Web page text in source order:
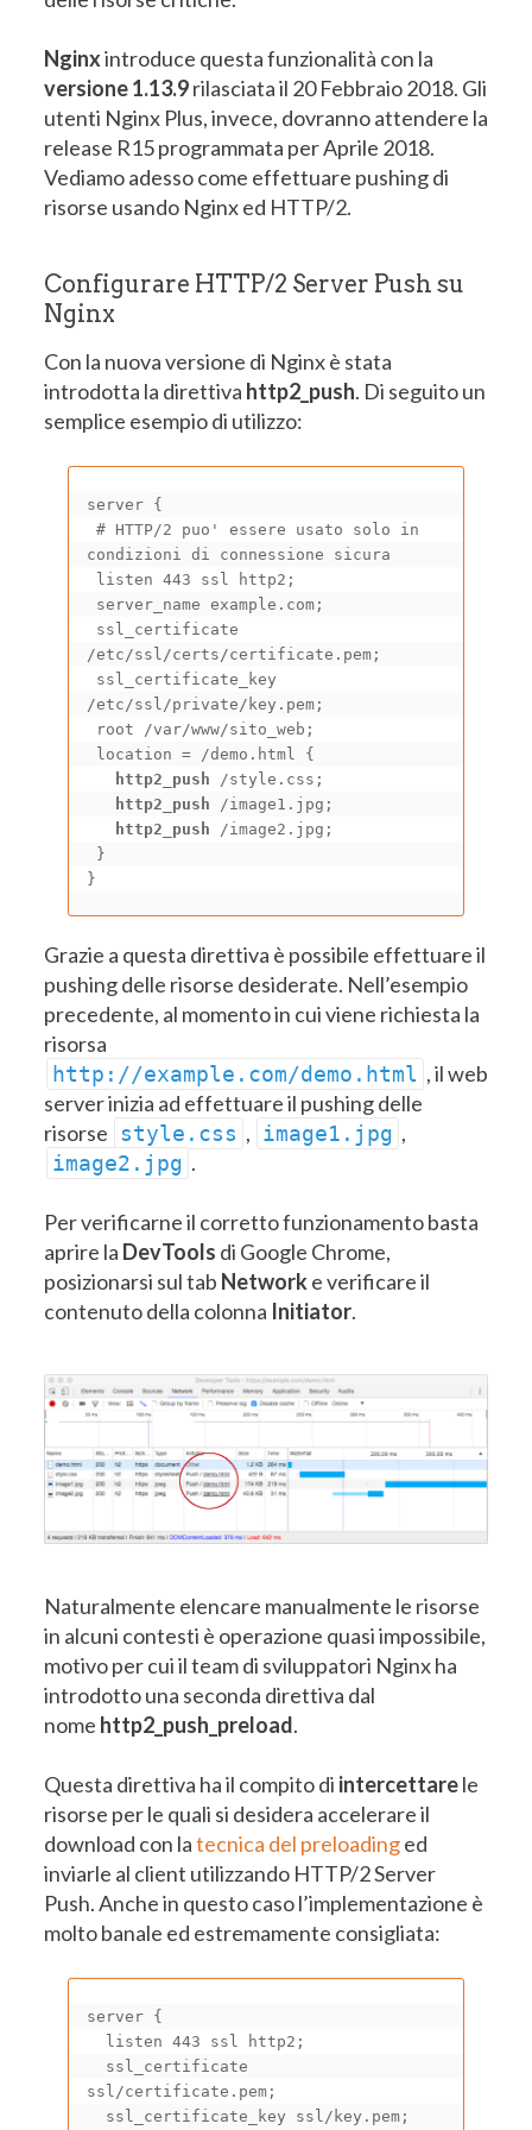
Nginxintroduce questa funzionalità con la
versione 1.13.9rilasciata il 20 Febbraio 2018. Gli
utenti Nginx Plus, invece, dovranno attendere la
release R15 programmata per Aprile 2018.
Vediamo adesso come effettuare pushing di
risorse usando Nginx ed HTTP/2.
Configurare HTTP/2 Server Push su
Nginx
Con la nuova versione di Nginx è stata
introdotta la direttiva http2_push. Di seguito un
semplice esempio di utilizzo:
server {
condizioni di connessione sicura
/etc/ssl/certs/certificate.pem;
/etc/ssl/private/key.pem;
http2_push /style.css;
http2_push /image1.jpg;
http2_push /image2.jpg;
}
Grazie a questa direttiva è possibile effettuare il
pushing delle risorse desiderate. Nell’esempio
precedente, al momento in cui viene richiesta la
risorsa
http://example.com/demo.html , il web
server inizia ad effettuare il pushing delle
risorse style.css , image1.jpg ,
image2.jpg .
Per verificarne il corretto funzionamento basta
aprire la DevTools di Google Chrome,
posizionarsi sul tab Networke verificare il
contenuto della colonna Initiator.
Naturalmente elencare manualmente le risorse
in alcuni contesti è operazione quasi impossibile,
motivo per cui il team di sviluppatori Nginx ha
introdotto una seconda direttiva dal
nome http2_push_preload.
Questa direttiva ha il compito di intercettarele
risorse per le quali si desidera accelerare il
download con latecnica del preloadinged
inviarle al client utilizzando HTTP/2 Server
Push. Anche in questo caso l’implementazione è
molto banale ed estremamente consigliata:
server {
ssl/certificate.pem;